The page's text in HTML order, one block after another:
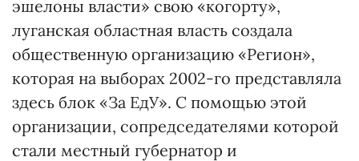
эшелоны власти» свою «когорту»,
луганская областная власть создала
общественную организацию «Регион»,
которая на выборах 2002-го представляла
здесь блок «За ЕдУ». С помощью этой
организации, сопредседателями которой
стали местный губернатор и